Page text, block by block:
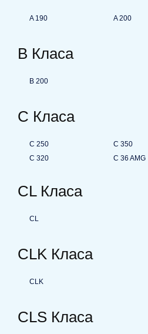
A 190 A 200
B Класа
B 200
C Класа
C 250 C 350
C 320
C 36 AMG
CL Класа
CL
CLK Класа
CLK
CLS Класа